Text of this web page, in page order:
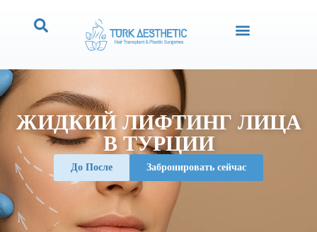
ЖИДКИЙ ЛИФТИНГ ЛИЦА
В ТУРЦИИ
До После Забронировать сейчас